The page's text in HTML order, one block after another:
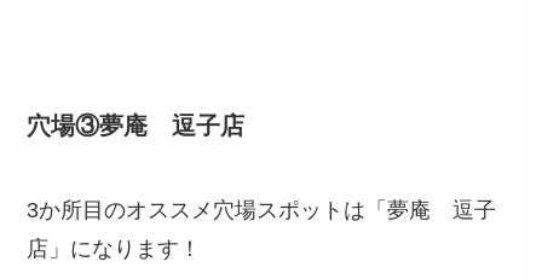
穴場③夢庵 逗子店
3か所目のオススメ穴場スポットは「夢庵 逗子
店」になります！